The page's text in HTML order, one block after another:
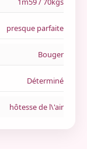
presque parfaite
Bouger
Déterminé
hôtesse de l\'air